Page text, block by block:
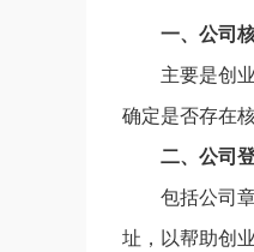
一、公司
主要是创
确定是否存在
二、公司
包括公司
址，以帮助创